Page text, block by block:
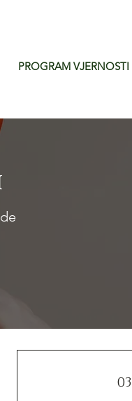
PROGRAM VJERNOSTI
03